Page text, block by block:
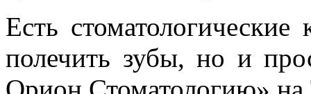
Есть
полечить зубы, но и